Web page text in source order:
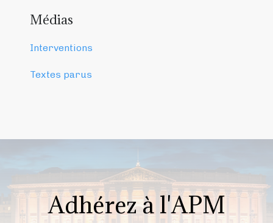
Médias
Interventions
Textes parus
Adhérez à l'APM